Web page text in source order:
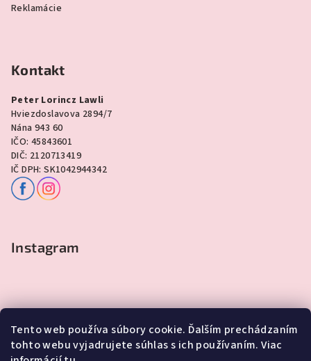
Tento web používa súbory cookie. Ďalším prechádzaním
tohto webu vyjadrujete súhlas s ich používaním. Viac
Reklamácie
Kontakt
Peter Lorincz Lawli
Hviezdoslavova 2894/7
Nána 943 60
IČO: 45843601
DIČ: 2120713419
IČ DPH: SK1042944342
Instagram